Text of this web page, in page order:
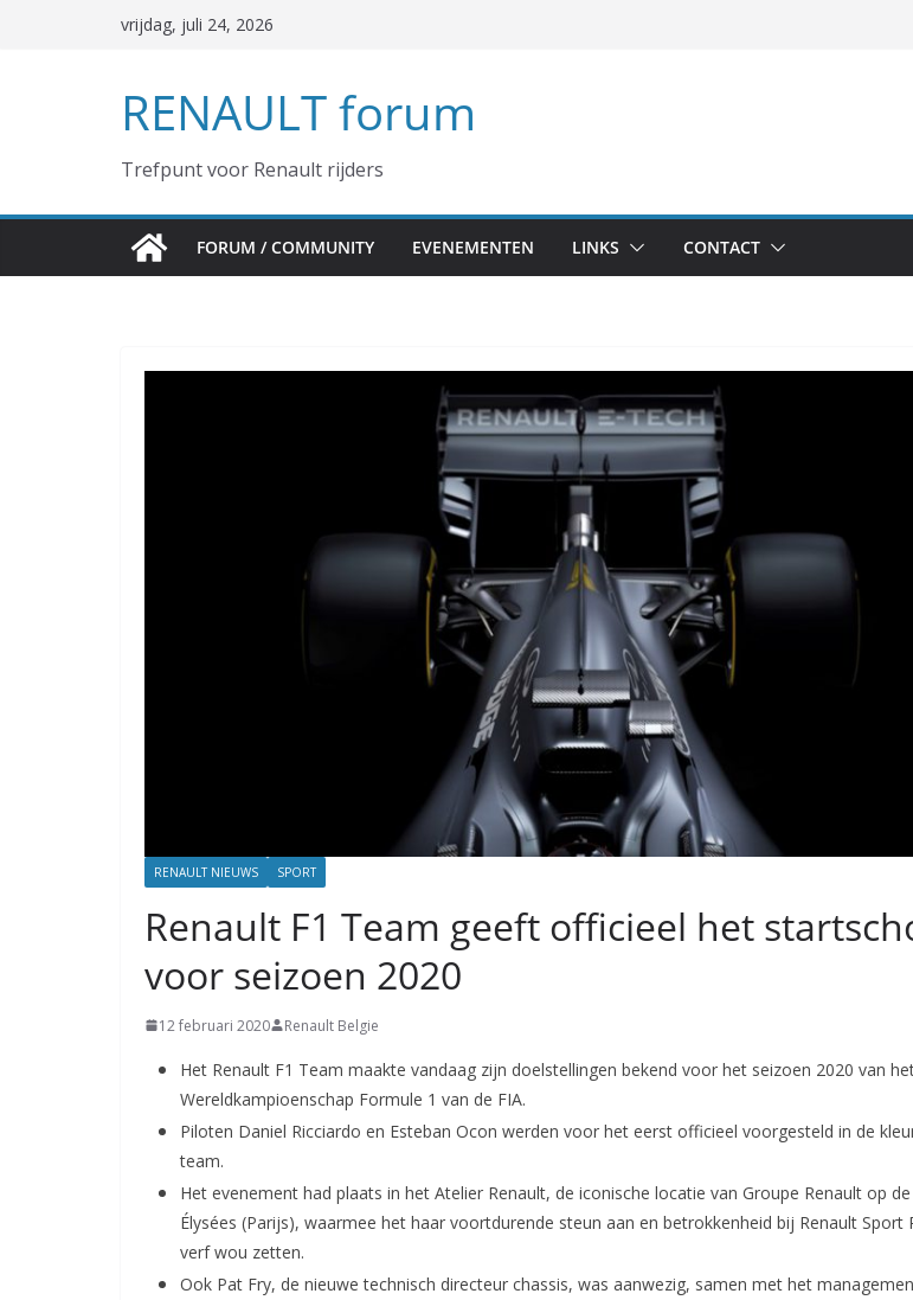
vrijdag, juli 24, 2026
RENAULT forum
Trefpunt voor Renault rijders
FORUM / COMMUNITY EVENEMENTEN LINKS CONTACT
RENAULT NIEUWS SPORT
Renault F1 Team geeft officieel het
voor seizoen 2020
12 februari 2020 Renault Belgie
Het Renault F1 Team maakte vandaag zijn doelstellingen bekend voor het seizoen 2020 van
Wereldkampioenschap Formule 1 van de FIA.
Piloten Daniel Ricciardo en Esteban Ocon werden voor het eerst officieel voorgesteld in de
team.
Het evenement had plaats in het Atelier Renault, de iconische locatie van Groupe Renault op
Élysées (Parijs), waarmee het haar voortdurende steun aan en betrokkenheid bij Renault Sport
verf wou zetten.
Ook Pat Fry, de nieuwe technisch directeur chassis, was aanwezig, samen met het